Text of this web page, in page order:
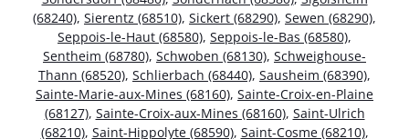
(68240), Sierentz (68510), Sickert (68290), Sewen (68290),
Seppois-le-Haut (68580), Seppois-le-Bas (68580),
Sentheim (68780), Schwoben (68130), Schweighouse-
Thann (68520), Schlierbach (68440), Sausheim (68390),
Sainte-Marie-aux-Mines (68160), Sainte-Croix-en-Plaine
(68127), Sainte-Croix-aux-Mines (68160), Saint-Ulrich
(68210), Saint-Hippolyte (68590), Saint-Cosme (68210),